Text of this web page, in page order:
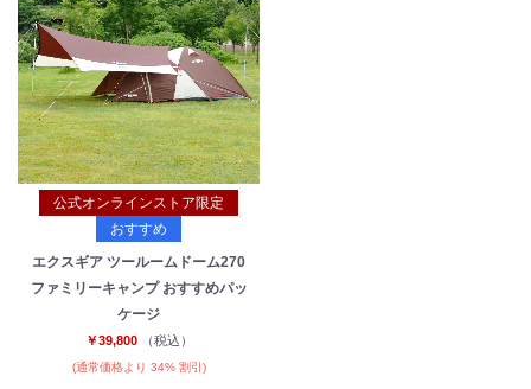
公式オンラインストア限定
おすすめ
エクスギア ツールームドーム270
ファミリーキャンプ おすすめパッ
ケージ
￥39,800 （税込）
(通常価格より 34% 割引)
お買い物を続ける